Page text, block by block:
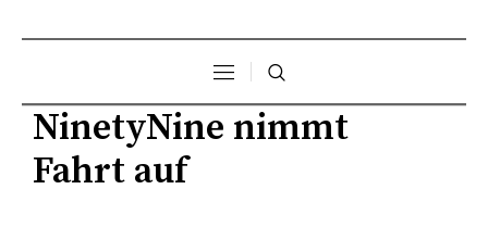
NinetyNine nimmt
Fahrt auf